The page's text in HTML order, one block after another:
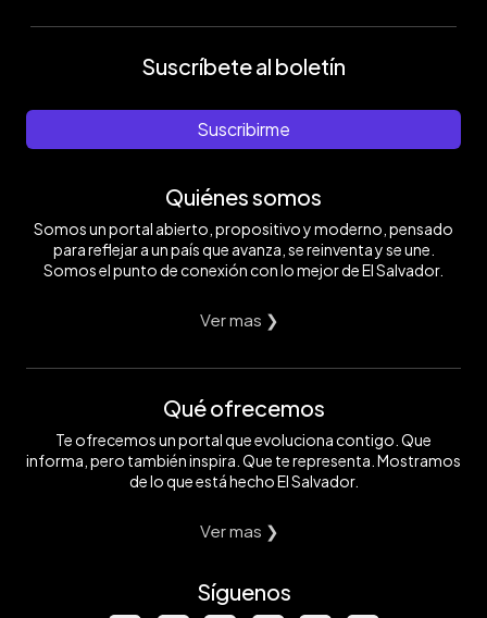
Suscríbete al boletín
Suscribirme
Quiénes somos
Somos un portal abierto, propositivo y moderno, pensado
para reflejar a un país que avanza, se reinventa y se une.
Somos el punto de conexión con lo mejor de El Salvador.
Ver mas ❯
Qué ofrecemos
Te ofrecemos un portal que evoluciona contigo. Que
informa, pero también inspira. Que te representa. Mostramos
de lo que está hecho El Salvador.
Ver mas ❯
Síguenos